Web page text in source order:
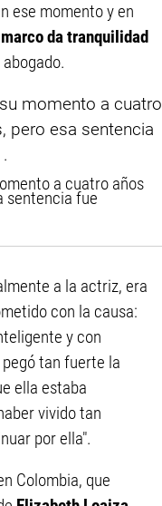
ese momento y en
da tranquilidad
a cuatro años
sentencia fue
a la actriz, era
con la causa:
y con
tan fuerte la
ella estaba
vivido tan
por ella".
Colombia, que